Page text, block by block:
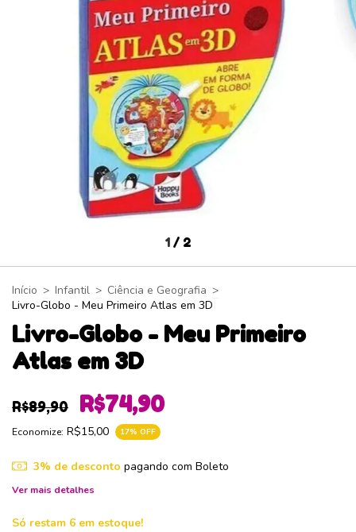
1 / 2
Início > Infantil > Ciência e Geografia >
Livro-Globo - Meu Primeiro Atlas em 3D
Livro-Globo - Meu Primeiro
Atlas em 3D
R$89,90 R$74,90
Economize: R$15,00 17% OFF
3% de desconto pagando com Boleto
Ver mais detalhes
Só restam 6 em estoque!